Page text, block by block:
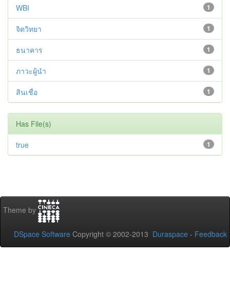
1
WBI
1
จิตวิทยา
1
ธนาคาร
1
ภาวะผู้นำ
1
สินเชื่อ
Has File(s)
1
true
Theme by
DSpace Software Copyright © 2002-2013 Duraspace - Feedback